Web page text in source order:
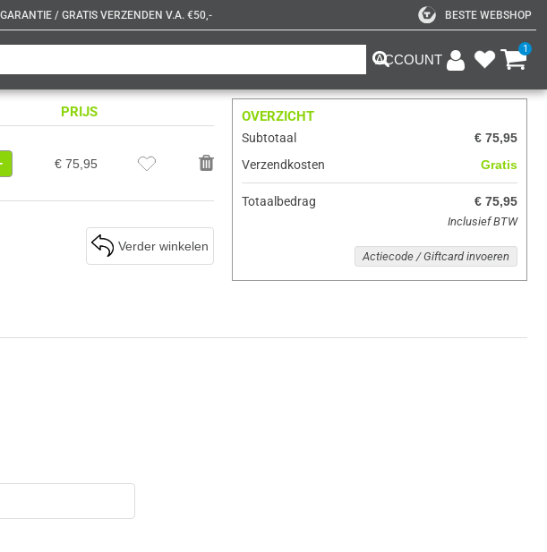
/ GRATIS VERZENDEN V.A. €50,- BESTE WEBSHOP
ACCOUNT
1
PRIJS
€ 75,95
Verder winkelen
OVERZICHT
Subtotaal
€ 75,95
Verzendkosten
Gratis
Totaalbedrag € 75,95
Inclusief BTW
Actiecode / Giftcard invoeren